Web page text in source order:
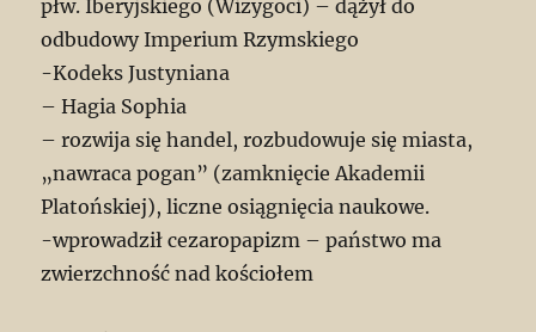
płw. Iberyjskiego (Wizygoci) – dążył do
odbudowy Imperium Rzymskiego
-Kodeks Justyniana
– Hagia Sophia
– rozwija się handel, rozbudowuje się miasta,
„nawraca pogan” (zamknięcie Akademii
Platońskiej), liczne osiągnięcia naukowe.
-wprowadził cezaropapizm – państwo ma
zwierzchność nad kościołem